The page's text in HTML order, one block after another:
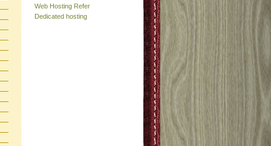
Web Hosting Refer
Dedicated hosting